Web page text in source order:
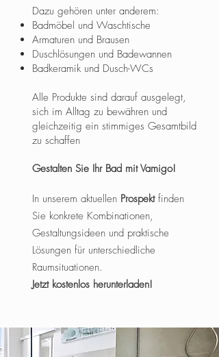
Dazu gehören unter anderem:
Badmöbel und Waschtische
Armaturen und Brausen
Duschlösungen und Badewannen
Badkeramik und Dusch-WCs
Alle Produkte sind darauf ausgelegt,
sich im Alltag zu bewähren und
gleichzeitig ein stimmiges Gesamtbild
zu schaffen
Gestalten Sie Ihr Bad mit Vamigo!
In unserem aktuellen Prospekt finden
Sie konkrete Kombinationen,
Gestaltungsideen und praktische
Lösungen für unterschiedliche
Raumsituationen.
Jetzt kostenlos herunterladen!